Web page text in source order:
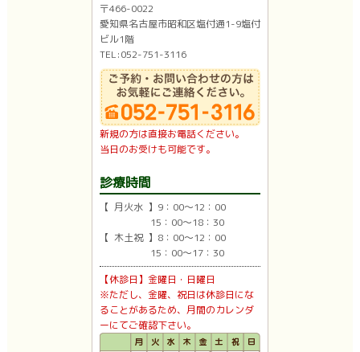
〒466-0022
愛知県名古屋市昭和区塩付通1-9塩付
ビル1階
TEL:052-751-3116
新規の方は直接お電話ください。
当日のお受けも可能です。
診療時間
【 月火水 】9：00〜12：00
15：00〜18：30
【 木土祝 】8：00〜12：00
15：00〜17：30
【休診日】金曜日・日曜日
※ただし、金曜、祝日は休診日にな
ることがあるため、月間のカレンダ
ーにてご確認下さい。